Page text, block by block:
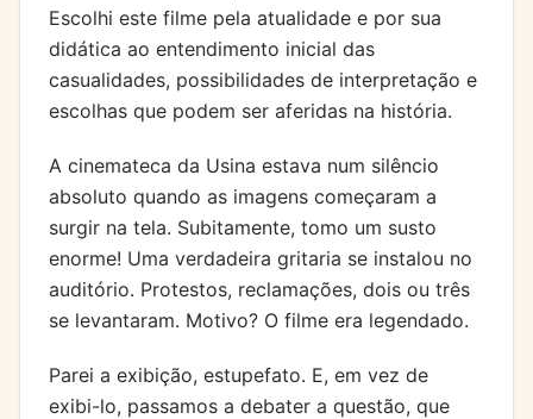
Escolhi este filme pela atualidade e por sua
didática ao entendimento inicial das
casualidades, possibilidades de interpretação e
escolhas que podem ser aferidas na história.
A cinemateca da Usina estava num silêncio
absoluto quando as imagens começaram a
surgir na tela. Subitamente, tomo um susto
enorme! Uma verdadeira gritaria se instalou no
auditório. Protestos, reclamações, dois ou três
se levantaram. Motivo? O filme era legendado.
Parei a exibição, estupefato. E, em vez de
exibi-lo, passamos a debater a questão, que